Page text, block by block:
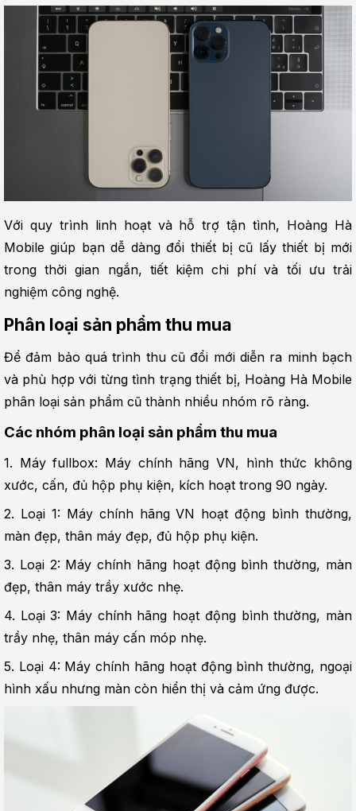
Với quy trình linh hoạt và hỗ trợ tận tình, Hoàng Hà
Mobile giúp bạn dễ dàng đổi thiết bị cũ lấy thiết bị mới
trong thời gian ngắn, tiết kiệm chi phí và tối ưu trải
nghiệm công nghệ.
Phân loại sản phẩm thu mua
Để đảm bảo quá trình thu cũ đổi mới diễn ra minh bạch
và phù hợp với từng tình trạng thiết bị, Hoàng Hà Mobile
phân loại sản phẩm cũ thành nhiều nhóm rõ ràng.
Các nhóm phân loại sản phẩm thu mua
1. Máy fullbox: Máy chính hãng VN, hình thức không
xước, cấn, đủ hộp phụ kiện, kích hoạt trong 90 ngày.
2. Loại 1: Máy chính hãng VN hoạt động bình thường,
màn đẹp, thân máy đẹp, đủ hộp phụ kiện.
3. Loại 2: Máy chính hãng hoạt động bình thường, màn
đẹp, thân máy trầy xước nhẹ.
4. Loại 3: Máy chính hãng hoạt động bình thường, màn
trầy nhẹ, thân máy cấn móp nhẹ.
5. Loại 4: Máy chính hãng hoạt động bình thường, ngoại
hình xấu nhưng màn còn hiển thị và cảm ứng được.